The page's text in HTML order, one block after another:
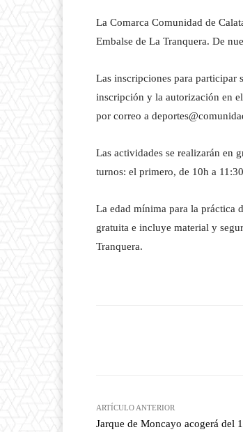
La Comarca Comunidad de
Embalse de La Tranquera. De
Las inscripciones para participar
inscripción y la autorización en
por correo a
Las actividades se realizarán en
turnos: el primero, de 10h a
La edad mínima para la práctica
gratuita e incluye material y
Tranquera.
ARTÍCULO ANTERIOR
Jarque de Moncayo acogerá del